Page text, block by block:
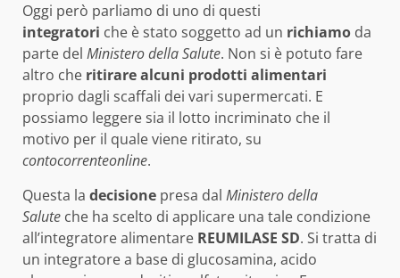
Oggi però parliamo di uno di questi
integratori che è stato soggetto ad un richiamo da
parte del Ministero della Salute. Non si è potuto fare
altro che ritirare alcuni prodotti alimentari
proprio dagli scaffali dei vari supermercati. E
possiamo leggere sia il lotto incriminato che il
motivo per il quale viene ritirato, su
contocorrenteonline.
Questa la decisione presa dal Ministero della
Salute che ha scelto di applicare una tale condizione
all’integratore alimentare REUMILASE SD. Si tratta di
un integratore a base di glucosamina, acido